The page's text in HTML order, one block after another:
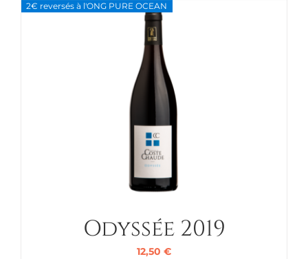
2€ reversés à l'ONG PURE OCEAN
Odyssée 2019
12,50 €